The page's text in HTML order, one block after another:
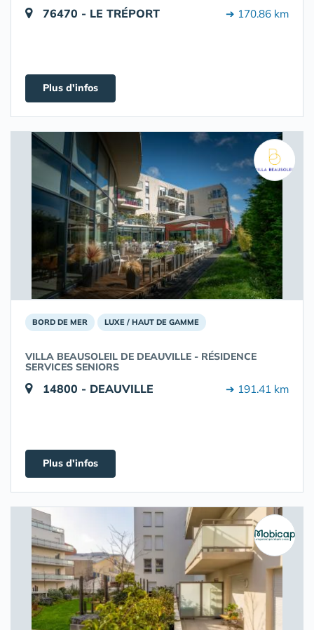
76470 - LE TRÉPORT ➔ 170.86 km
Plus d'infos
BORD DE MER LUXE / HAUT DE GAMME
VILLA BEAUSOLEIL DE DEAUVILLE - RÉSIDENCE
SERVICES SENIORS
14800 - DEAUVILLE ➔ 191.41 km
Plus d'infos